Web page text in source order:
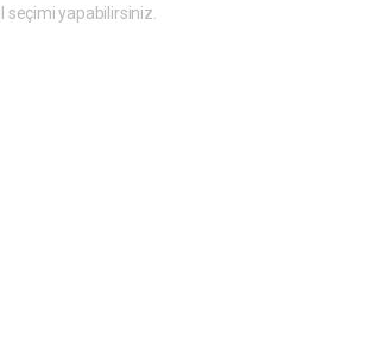
seçimi yapabilirsiniz.